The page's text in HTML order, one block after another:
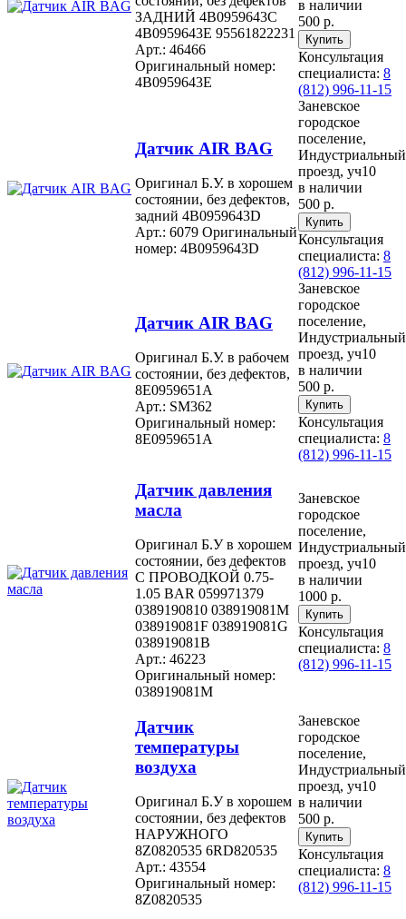
ЗАДНИЙ 4B0959643C
4B0959643E 95561822231
Арт.: 46466
Оригинальный номер:
4B0959643E
в наличии
500 р.
Консультация
специалиста: 8
(812) 996-11-15
Датчик AIR BAG
Оригинал Б.У. в хорошем
состоянии, без дефектов,
задний 4B0959643D
Арт.: 6079 Оригинальный
номер: 4B0959643D
Заневское
городское
поселение,
Индустриальный
проезд, уч10
в наличии
500 р.
Консультация
специалиста: 8
(812) 996-11-15
Датчик AIR BAG
Оригинал Б.У. в рабочем
состоянии, без дефектов,
8E0959651A
Арт.: SM362
Оригинальный номер:
8E0959651A
Заневское
городское
поселение,
Индустриальный
проезд, уч10
в наличии
500 р.
Консультация
специалиста: 8
(812) 996-11-15
Датчик давления
масла
Оригинал Б.У в хорошем
состоянии, без дефектов
С ПРОВОДКОЙ 0.75-
1.05 BAR 059971379
0389190810 038919081M
038919081F 038919081G
038919081B
Арт.: 46223
Оригинальный номер:
038919081M
Заневское
городское
поселение,
Индустриальный
проезд, уч10
в наличии
1000 р.
Консультация
специалиста: 8
(812) 996-11-15
Датчик
температуры
воздуха
Оригинал Б.У в хорошем
состоянии, без дефектов
НАРУЖНОГО
8Z0820535 6RD820535
Арт.: 43554
Оригинальный номер:
8Z0820535
Заневское
городское
поселение,
Индустриальный
проезд, уч10
в наличии
500 р.
Консультация
специалиста: 8
(812) 996-11-15